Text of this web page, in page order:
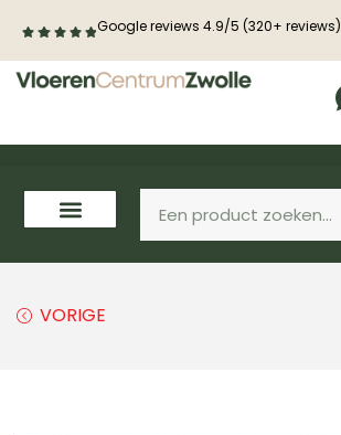
Google reviews 4.9/5 (320+ reviews)
VORIGE